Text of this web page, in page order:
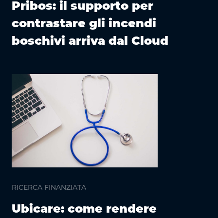
Pribos: il supporto per
contrastare gli incendi
boschivi arriva dal Cloud
RICERCA FINANZIATA
Ubicare: come rendere